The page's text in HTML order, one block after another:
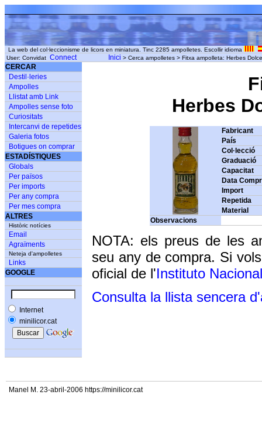
La web del col·leccionisme de licors en miniatura. Tinc 2285 ampolletes. Escollir idioma
User: Convidat Connect Inici > Cerca ampolletes > Fitxa ampolleta: Herbes
CERCAR
Destil·leries
Ampolles
Llistat amb Link
Ampolles sense foto
Curiositats
Intercanvi de repetides
Galeria fotos
Botigues on comprar
ESTADÍSTIQUES
Globals
Per països
Per imports
Per any compra
Per mes compra
ALTRES
Històric notícies
Email
Agraïments
Neteja d'ampolletes
Links
GOOGLE
Internet
minilicor.cat
Herbes
Fabricant
País
Col·lecció
Graduació
Capacitat
Data
Import
Repetida
Material
Observacions
NOTA: els preus de les
seu any de compra. Si
oficial de l'Instituto
Consulta la llista sencera
Manel M. 23-abril-2006 https://minilicor.cat